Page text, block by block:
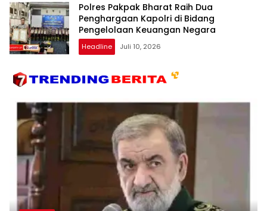
Polres Pakpak Bharat Raih Dua
Penghargaan Kapolri di Bidang
Pengelolaan Keuangan Negara
Headline Juli 10, 2026